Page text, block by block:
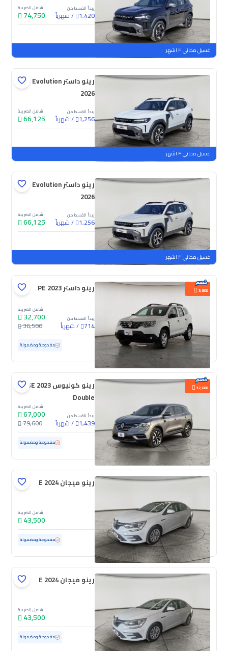
يبدأ القسط من
1,420
/شهرياً
شامل الضريبة
74,750
جديدة
غسيل مجاني ٣ اشهر
رينو داستر Evolution
2026
يبدأ القسط من
1,256
/شهرياً
شامل الضريبة
66,125
جديدة
غسيل مجاني ٣ اشهر
رينو داستر Evolution
2026
يبدأ القسط من
1,256
/شهرياً
شامل الضريبة
66,125
جديدة
غسيل مجاني ٣ اشهر
3,800 رينو داستر PE 2023
يبدأ القسط من
714
/شهرياً
شامل الضريبة
32,700
36,500
مستعملة 122,708 كم مفحوصة ومضمونة
12,600
رينو كوليوس SE 2023
Double
يبدأ القسط من
1,439
/شهرياً
شامل الضريبة
67,000
79,600
مستعملة 10,640 كم ممشى قليل مفحوصة ومضمونة
رينو ميجان E 2024
شامل الضريبة
43,500
مستعملة 100 كم ممشى قليل مفحوصة ومضمونة
رينو ميجان E 2024
شامل الضريبة
43,500
مستعملة 100 كم ممشى قليل مفحوصة ومضمونة